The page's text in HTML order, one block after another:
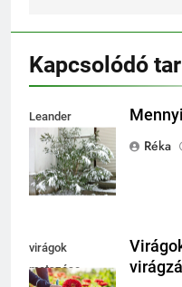
Kapcsolódó
Leander
fagytűrése
Réka
virágok
metszése